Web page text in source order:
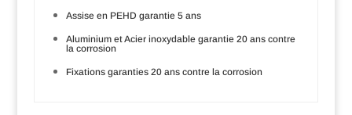
Assise en PEHD garantie 5 ans
Aluminium et Acier inoxydable garantie 20 ans contre
la corrosion
Fixations garanties 20 ans contre la corrosion